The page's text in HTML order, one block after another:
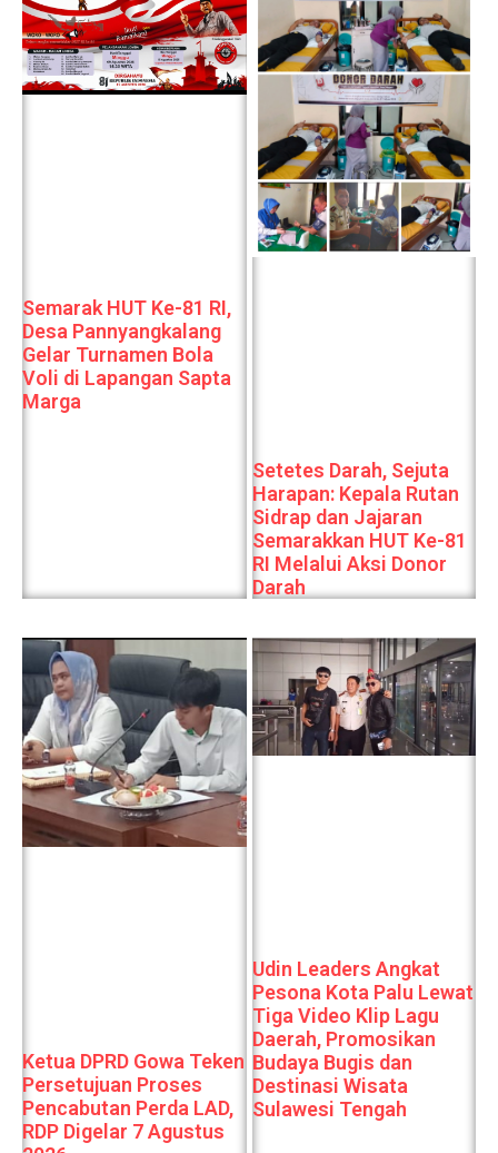
Semarak HUT Ke-81 RI,
Desa Pannyangkalang
Gelar Turnamen Bola
Voli di Lapangan Sapta
Marga
Setetes Darah, Sejuta
Harapan: Kepala Rutan
Sidrap dan Jajaran
Semarakkan HUT Ke-81
RI Melalui Aksi Donor
Darah
Ketua DPRD Gowa Teken
Persetujuan Proses
Pencabutan Perda LAD,
RDP Digelar 7 Agustus
Udin Leaders Angkat
Pesona Kota Palu Lewat
Tiga Video Klip Lagu
Daerah, Promosikan
Budaya Bugis dan
Destinasi Wisata
Sulawesi Tengah